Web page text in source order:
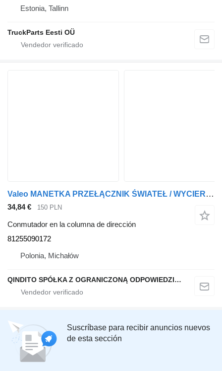
Estonia, Tallinn
TruckParts Eesti OÜ
Valeo MANETKA PRZEŁĄCZNIK ŚWIATEŁ / WYCIERACZEK 81255090172 conmutador en la columna de dirección para MAN cabeza tractora
34,84 € 150 PLN
Conmutador en la columna de dirección
81255090172
Polonia, Michałów
QINDITO SPÓŁKA Z OGRANICZONĄ ODPOWIEDZIALNOŚCIĄ
Suscríbase para recibir anuncios nuevos
de esta sección